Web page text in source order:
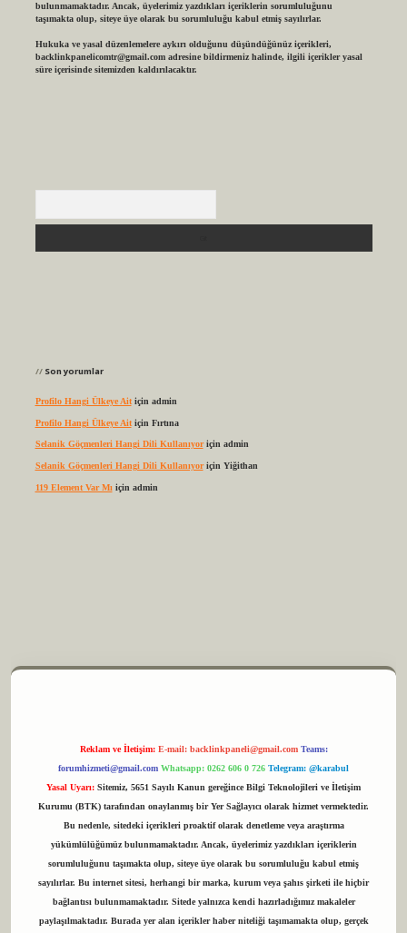
bulunmamaktadır. Ancak, üyelerimiz yazdıkları içeriklerin sorumluluğunu
taşımakta olup, siteye üye olarak bu sorumluluğu kabul etmiş sayılırlar.
Hukuka ve yasal düzenlemelere aykırı olduğunu düşündüğünüz içerikleri,
backlinkpanelicomtr@gmail.comadresine bildirmeniz halinde, ilgili içerikler yasal
süre içerisinde sitemizden kaldırılacaktır.
Son yorumlar
Profilo Hangi Ülkeye Aitiçin admin
Profilo Hangi Ülkeye Aitiçin Fırtına
Selanik Göçmenleri Hangi Dili Kullanıyoriçin admin
Selanik Göçmenleri Hangi Dili Kullanıyoriçin Yiğithan
119 Element Var Mı için admin
Reklam ve İletişim: E-mail: backlinkpaneli@gmail.com Teams:
forumhizmeti@gmail.com Whatsapp: 0262 606 0 726 Telegram: @karabul
Yasal Uyarı: Sitemiz, 5651 Sayılı Kanun gereğince Bilgi Teknolojileri ve İletişim
Kurumu (BTK) tarafından onaylanmış bir Yer Sağlayıcı olarak hizmet vermektedir.
Bu nedenle, sitedeki içerikleri proaktif olarak denetleme veya araştırma
yükümlülüğümüz bulunmamaktadır. Ancak, üyelerimiz yazdıkları içeriklerin
sorumluluğunu taşımakta olup, siteye üye olarak bu sorumluluğu kabul etmiş
sayılırlar. Bu internet sitesi, herhangi bir marka, kurum veya şahıs şirketi ile hiçbir
bağlantısı bulunmamaktadır. Sitede yalnızca kendi hazırladığımız makaleler
paylaşılmaktadır. Burada yer alan içerikler haber niteliği taşımamakta olup, gerçek